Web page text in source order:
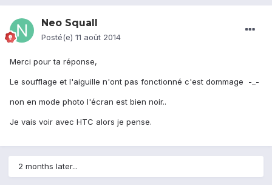
Neo Squall
Posté(e) 11 août 2014
Merci pour ta réponse,
Le soufflage et l'aiguille n'ont pas fonctionné c'est dommage -_-
non en mode photo l'écran est bien noir..
Je vais voir avec HTC alors je pense.
2 months later...